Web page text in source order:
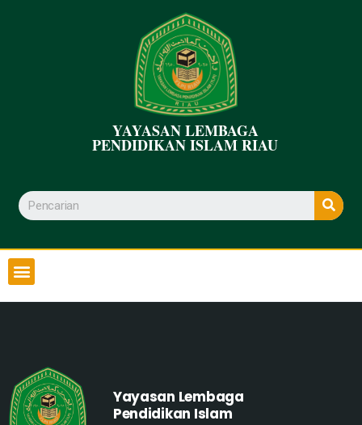
YAYASAN LEMBAGA
PENDIDIKAN ISLAM RIAU
Yayasan Lembaga
Pendidikan Islam